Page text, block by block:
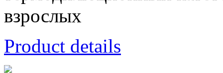
взрослых
Product details